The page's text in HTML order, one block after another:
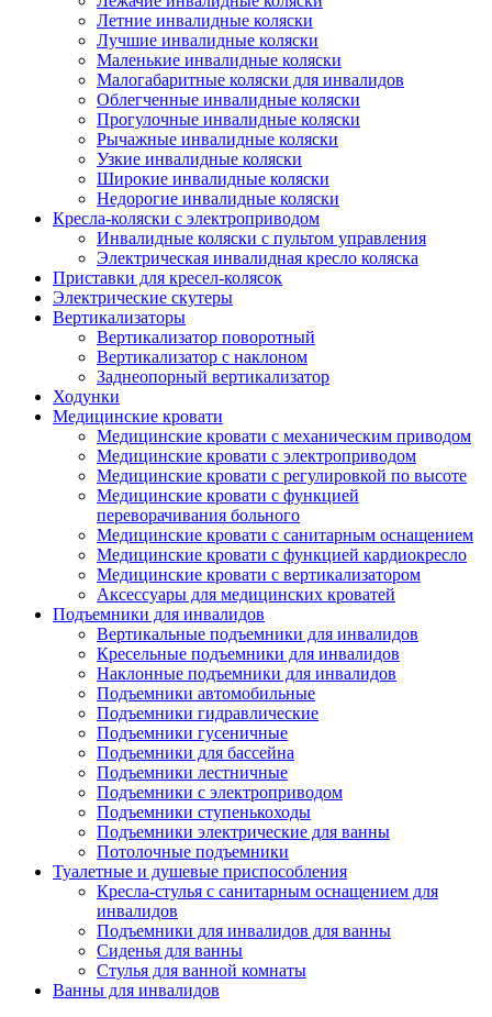
Летние инвалидные коляски
Лучшие инвалидные коляски
Маленькие инвалидные коляски
Малогабаритные коляски для инвалидов
Облегченные инвалидные коляски
Прогулочные инвалидные коляски
Рычажные инвалидные коляски
Узкие инвалидные коляски
Широкие инвалидные коляски
Недорогие инвалидные коляски
Кресла-коляски с электроприводом
Инвалидные коляски с пультом управления
Электрическая инвалидная кресло коляска
Приставки для кресел-колясок
Электрические скутеры
Вертикализаторы
Вертикализатор поворотный
Вертикализатор с наклоном
Заднеопорный вертикализатор
Ходунки
Медицинские кровати
Медицинские кровати с механическим приводом
Медицинские кровати с электроприводом
Медицинские кровати с регулировкой по высоте
Медицинские кровати с функцией
переворачивания больного
Медицинские кровати с санитарным оснащением
Медицинские кровати с функцией кардиокресло
Медицинские кровати с вертикализатором
Аксессуары для медицинских кроватей
Подъемники для инвалидов
Вертикальные подъемники для инвалидов
Кресельные подъемники для инвалидов
Наклонные подъемники для инвалидов
Подъемники автомобильные
Подъемники гидравлические
Подъемники гусеничные
Подъемники для бассейна
Подъемники лестничные
Подъемники с электроприводом
Подъемники ступенькоходы
Подъемники электрические для ванны
Потолочные подъемники
Туалетные и душевые приспособления
Кресла-стулья с санитарным оснащением для
инвалидов
Подъемники для инвалидов для ванны
Сиденья для ванны
Стулья для ванной комнаты
Ванны для инвалидов